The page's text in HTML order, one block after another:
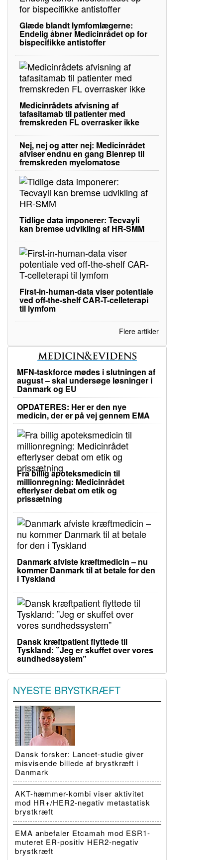
Glæde blandt lymfomlægerne:
Endelig åbner Medicinrådet op for
bispecifikke antistoffer
Medicinrådets afvisning af
tafasitamab til patienter med
fremskreden FL overrasker ikke
Nej, nej og atter nej: Medicinrådet
afviser endnu en gang Blenrep til
fremskreden myelomatose
Tidlige data imponerer: Tecvayli
kan bremse udvikling af HR-SMM
First-in-human-data viser potentiale
ved off-the-shelf CAR-T-celleterapi
til lymfom
Flere artikler
MFN-taskforce mødes i slutningen af
august – skal undersøge løsninger i
Danmark og EU
OPDATERES: Her er den nye
medicin, der er på vej gennem EMA
Fra billig apoteksmedicin til
millionregning: Medicinrådet
efterlyser debat om etik og
prissætning
Danmark afviste kræftmedicin – nu
kommer Danmark til at betale for den
i Tyskland
Dansk kræftpatient flyttede til
Tyskland: ”Jeg er skuffet over vores
sundhedssystem”
NYESTE BRYSTKRÆFT
Dansk forsker: Lancet-studie giver
misvisende billede af brystkræft i
Danmark
AKT-hæmmer-kombi viser aktivitet
mod HR+/HER2-negativ metastatisk
brystkræft
EMA anbefaler Etcamah mod ESR1-
muteret ER-positiv HER2-negativ
brystkræft